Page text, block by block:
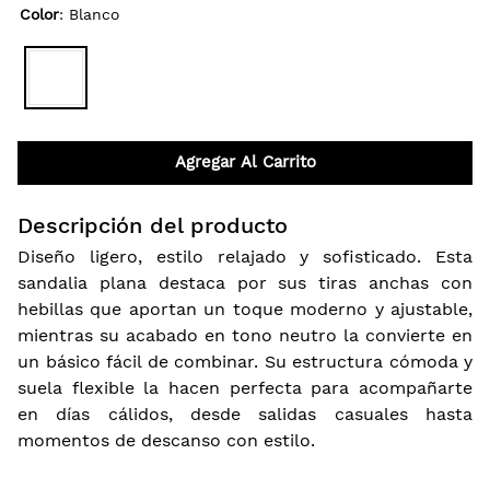
Color: Blanco
Agregar Al Carrito
Descripción del producto
Diseño ligero, estilo relajado y sofisticado. Esta
sandalia plana destaca por sus tiras anchas con
hebillas que aportan un toque moderno y ajustable,
mientras su acabado en tono neutro la convierte en
un básico fácil de combinar. Su estructura cómoda y
suela flexible la hacen perfecta para acompañarte
en días cálidos, desde salidas casuales hasta
momentos de descanso con estilo.